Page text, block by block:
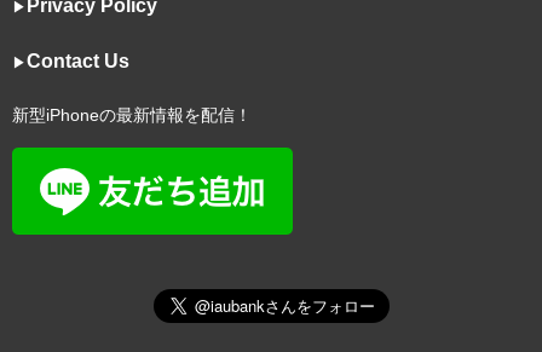
▶︎ Privacy Policy
▶︎Contact Us
新型iPhoneの最新情報を配信！